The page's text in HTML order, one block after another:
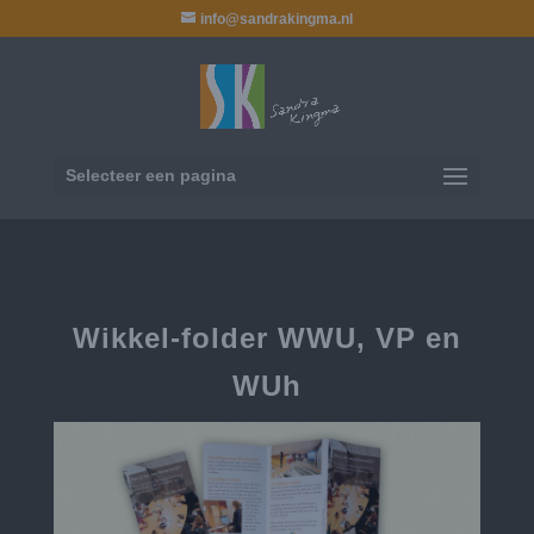
info@sandrakingma.nl
Selecteer een pagina
Wikkel-folder WWU, VP en
WUh